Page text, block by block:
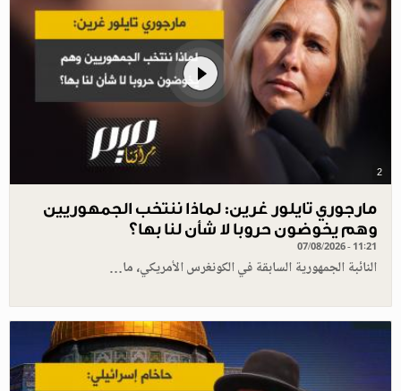
2
مارجوري تايلور غرين: لماذا ننتخب الجمهوريين
وهم يخوضون حروبا لا شأن لنا بها؟
07/08/2026 - 11:21
النائبة الجمهورية السابقة في الكونغرس الأمريكي، ما…